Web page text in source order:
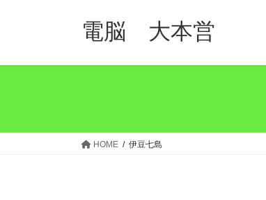
電脳 大本営
HOME 伊豆七島